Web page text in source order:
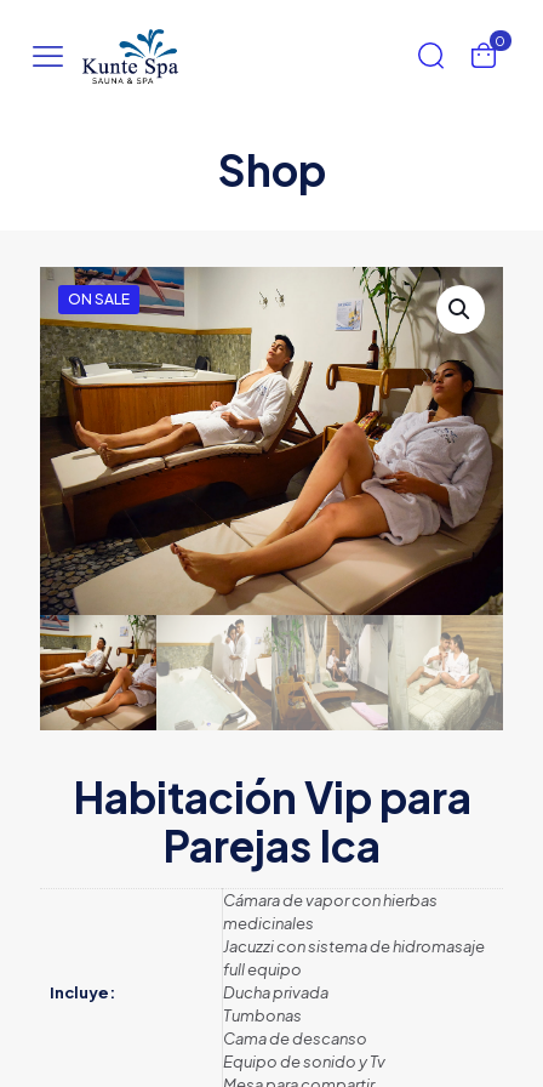
0
Shop
ON SALE
Habitación Vip para
Parejas Ica
Incluye:
Cámara de vapor con hierbas
medicinales
Jacuzzi con sistema de hidromasaje
full equipo
Ducha privada
Tumbonas
Cama de descanso
Equipo de sonido y Tv